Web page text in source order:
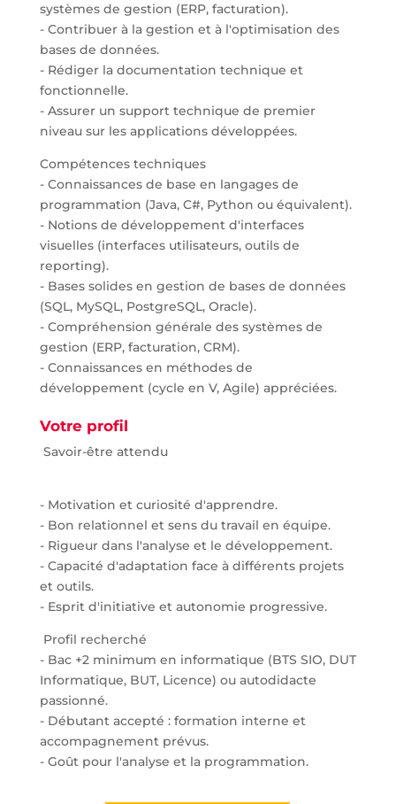
systèmes de gestion (ERP, facturation).
- Contribuer à la gestion et à l'optimisation des
bases de données.
- Rédiger la documentation technique et
fonctionnelle.
- Assurer un support technique de premier
niveau sur les applications développées.
Compétences techniques
- Connaissances de base en langages de
programmation (Java, C#, Python ou équivalent).
- Notions de développement d'interfaces
visuelles (interfaces utilisateurs, outils de
reporting).
- Bases solides en gestion de bases de données
(SQL, MySQL, PostgreSQL, Oracle).
- Compréhension générale des systèmes de
gestion (ERP, facturation, CRM).
- Connaissances en méthodes de
développement (cycle en V, Agile) appréciées.
Votre profil
Savoir-être attendu
- Motivation et curiosité d'apprendre.
- Bon relationnel et sens du travail en équipe.
- Rigueur dans l'analyse et le développement.
- Capacité d'adaptation face à différents projets
et outils.
- Esprit d'initiative et autonomie progressive.
Profil recherché
- Bac +2 minimum en informatique (BTS SIO, DUT
Informatique, BUT, Licence) ou autodidacte
passionné.
- Débutant accepté : formation interne et
accompagnement prévus.
- Goût pour l'analyse et la programmation.